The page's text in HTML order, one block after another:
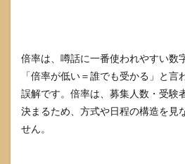
しな
いた
めに
見る
点は
倍率は、噂話に一番使われやすい数
「倍率が低い＝誰でも受かる」と言
誤解です。倍率は、募集人数・受験
決まるため、方式や日程の構造を見
せん。